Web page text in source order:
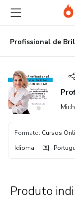
para
conteúdo
principal
para
pagamento
para
rodapé
Formato: Cursos
Idioma:
Produto